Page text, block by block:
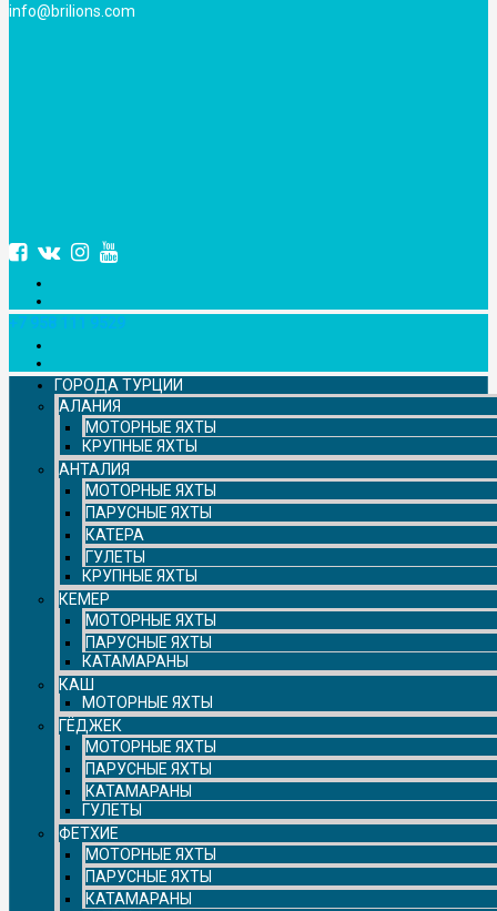
info@brilions.com
+7 958 111 9529
ГОРОДА ТУРЦИИ
АЛАНИЯ
МОТОРНЫЕ ЯХТЫ
КРУПНЫЕ ЯХТЫ
АНТАЛИЯ
МОТОРНЫЕ ЯХТЫ
ПАРУСНЫЕ ЯХТЫ
КАТЕРА
ГУЛЕТЫ
КРУПНЫЕ ЯХТЫ
КЕМЕР
МОТОРНЫЕ ЯХТЫ
ПАРУСНЫЕ ЯХТЫ
КАТАМАРАНЫ
КАШ
МОТОРНЫЕ ЯХТЫ
ГЁДЖЕК
МОТОРНЫЕ ЯХТЫ
ПАРУСНЫЕ ЯХТЫ
КАТАМАРАНЫ
ГУЛЕТЫ
ФЕТХИЕ
МОТОРНЫЕ ЯХТЫ
ПАРУСНЫЕ ЯХТЫ
КАТАМАРАНЫ